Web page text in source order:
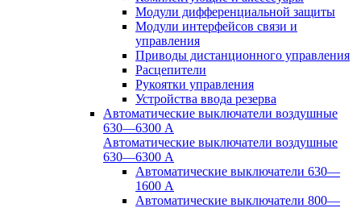
Модули дифференциальной защиты
Модули интерфейсов связи и
управления
Приводы дистанционного управления
Расцепители
Рукоятки управления
Устройства ввода резерва
Автоматические выключатели воздушные
630—6300 А
Автоматические выключатели воздушные
630—6300 А
Автоматические выключатели 630—
1600 А
Автоматические выключатели 800—